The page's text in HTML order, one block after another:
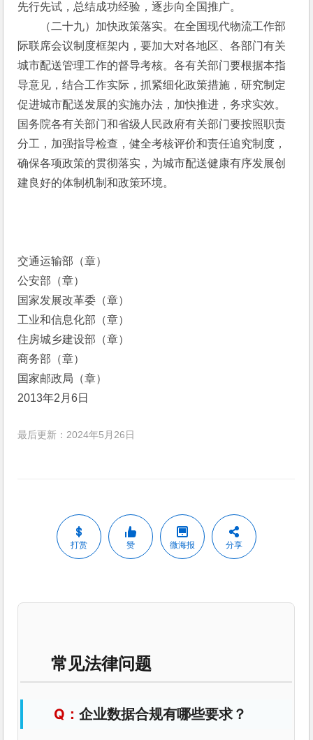
先行先试，总结成功经验，逐步向全国推广。
（二十九）加快政策落实。在全国现代物流工作部
际联席会议制度框架内，要加大对各地区、各部门有关
城市配送管理工作的督导考核。各有关部门要根据本指
导意见，结合工作实际，抓紧细化政策措施，研究制定
促进城市配送发展的实施办法，加快推进，务求实效。
国务院各有关部门和省级人民政府有关部门要按照职责
分工，加强指导检查，健全考核评价和责任追究制度，
确保各项政策的贯彻落实，为城市配送健康有序发展创
建良好的体制机制和政策环境。
交通运输部（章）
公安部（章）
国家发展改革委（章）
工业和信息化部（章）
住房城乡建设部（章）
商务部（章）
国家邮政局（章）
2013年2月6日
最后更新：2024年5月26日
打赏 赞 微海报 分享
常见法律问题
企业数据合规有哪些要求？